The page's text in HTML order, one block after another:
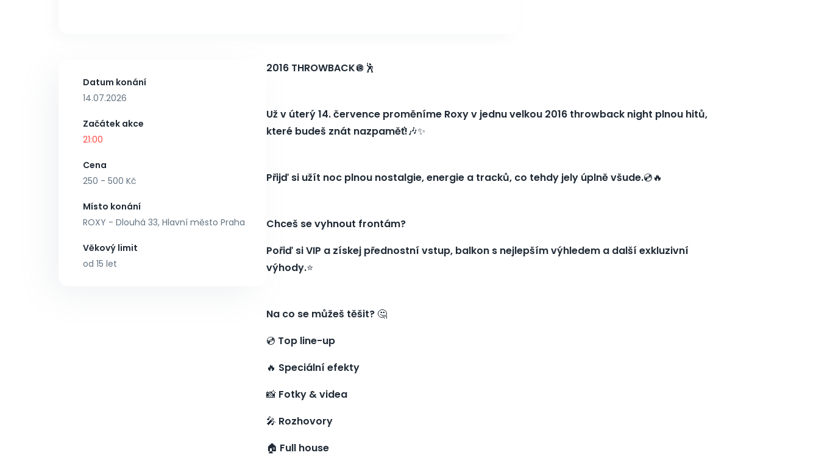
Datum konání
14.07.2026
Začátek akce
21:00
Cena
250 - 500 Kč
Místo konání
ROXY - Dlouhá 33, Hlavní město Praha
Věkový limit
od 15 let
2016 THROWBACK🪩🕺
Už v úterý 14. července proměníme Roxy v jednu velkou 2016 throwback night plnou hitů,
které budeš znát nazpaměť!🎶✨
Přijď si užít noc plnou nostalgie, energie a tracků, co tehdy jely úplně všude.💿🔥
Chceš se vyhnout frontám?
Pořiď si VIP a získej přednostní vstup, balkon s nejlepším výhledem a další exkluzivní
výhody.⭐️
Na co se můžeš těšit? 🤔
💿 Top line-up
🔥 Speciální efekty
📸 Fotky & videa
🎤 Rozhovory
🏠 Full house